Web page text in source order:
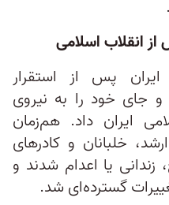
انقلاب اسلامی
پس از استقرار
جای خود را به نیروی
ایران داد. هم‌زمان
خلبانان و کادرهای
زندانی یا اعدام شدند و
گسترده‌ای شد.